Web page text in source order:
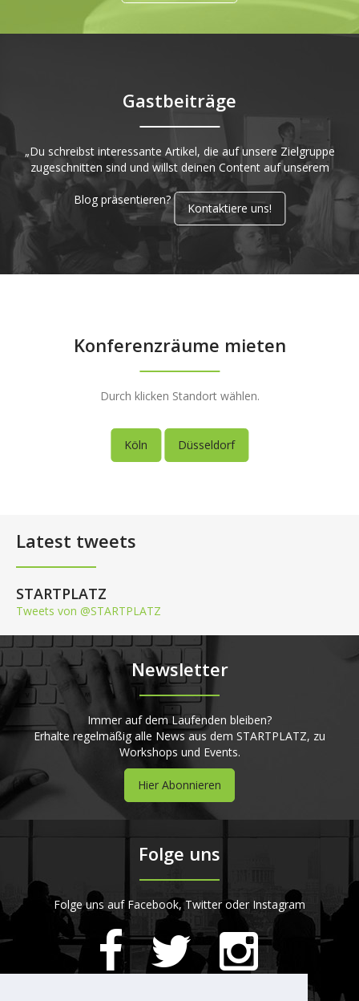
Gastbeiträge
„Du schreibst interessante Artikel, die auf unsere Zielgruppe
zugeschnitten sind und willst deinen Content auf unserem
Blog präsentieren?
Kontaktiere uns!
Konferenzräume mieten
Durch klicken Standort wählen.
Köln Düsseldorf
Latest tweets
STARTPLATZ
Tweets von @STARTPLATZ
Newsletter
Immer auf dem Laufenden bleiben?
Erhalte regelmäßig alle News aus dem STARTPLATZ, zu
Workshops und Events.
Hier Abonnieren
Folge uns
Folge uns auf Facebook, Twitter oder Instagram